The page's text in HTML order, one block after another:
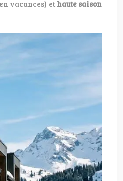
vacances) et haute saison